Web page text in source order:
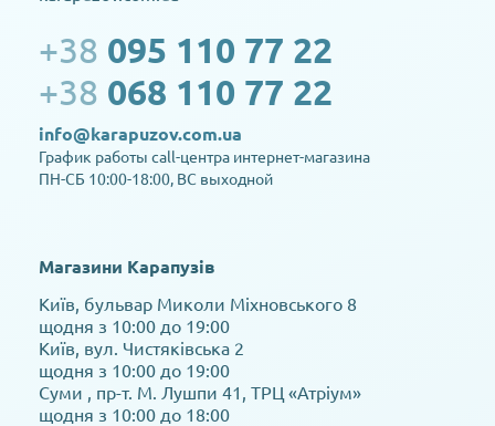
+38 095 110 77 22
+38 068 110 77 22
info@karapuzov.com.ua
График работы call-центра интернет-магазина
ПН-СБ 10:00-18:00, ВС выходной
Магазини Карапузів
Київ, бульвар Миколи Міхновського 8
щодня з 10:00 до 19:00
Київ, вул. Чистяківська 2
щодня з 10:00 до 19:00
Суми , пр-т. М. Лушпи 41, ТРЦ «Атріум»
щодня з 10:00 до 18:00